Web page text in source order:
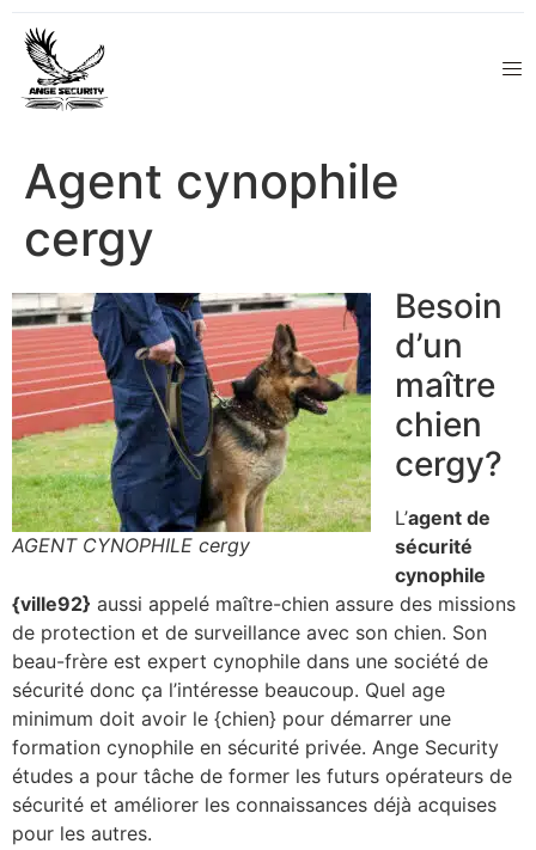
Agent cynophile
cergy
AGENT CYNOPHILE cergy
Besoin
d’un
maître
chien
cergy?
L’agent de
sécurité
cynophile
{ville92} aussi appelé maître-chien assure des missions
de protection et de surveillance avec son chien. Son
beau-frère est expert cynophile dans une société de
sécurité donc ça l’intéresse beaucoup. Quel age
minimum doit avoir le {chien} pour démarrer une
formation cynophile en sécurité privée. Ange Security
études a pour tâche de former les futurs opérateurs de
sécurité et améliorer les connaissances déjà acquises
pour les autres.